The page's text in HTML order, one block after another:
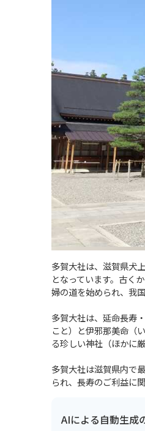
多賀大社は、滋賀県犬
となっています。古く
婦の道を始められ、我
多賀大社は、延命長寿
こと）と伊邪那美命（
る珍しい神社（ほかに
多賀大社は滋賀県内で
られ、長寿のご利益に
AIによる自動生成